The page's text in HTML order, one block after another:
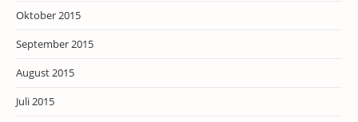
Oktober 2015
September 2015
August 2015
Juli 2015